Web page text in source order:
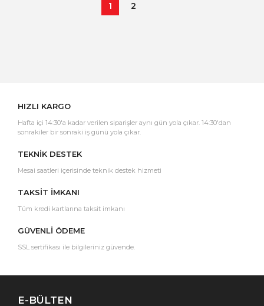
1 2
HIZLI KARGO
Hafta içi 14:30'a kadar verilen siparişler aynı gün yola çıkar. 14:30'dan
sonrakiler bir sonraki iş günü yola çıkar.
TEKNİK DESTEK
Mesai saatleri içerisinde teknik destek hizmeti
TAKSİT İMKANI
Tüm kredi kartlarına taksit imkanı
GÜVENLİ ÖDEME
SSL sertifikası ile bilgileriniz güvende.
E-BÜLTEN